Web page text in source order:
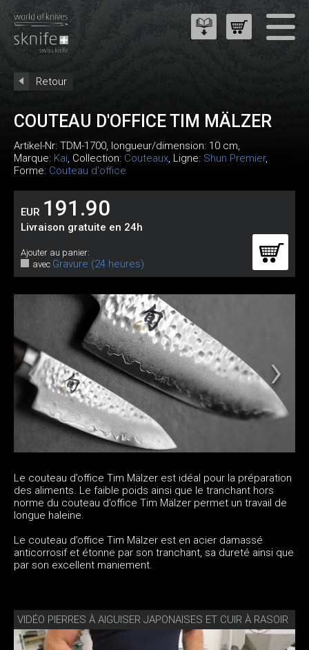
Retour
COUTEAU D'OFFICE TIM MÄLZER
Artikel-Nr: TDM-1700, longueur/dimension: 10 cm,
Marque: Kai, Collection: Couteaux, Ligne: Shun Premier,
Forme: Couteau d'office
EUR 191.90
Livraison gratuite en 24h
Ajouter au panier:
avec Gravure (24 heures)
Le couteau d’office Tim Mälzer est idéal pour la préparation
des aliments. Le faible poids ainsi que le tranchant hors
norme du couteau d’office Tim Mälzer permet un travail de
longue haleine.
Le couteau d’office Tim Mälzer est en acier damassé
anticorrosif et étonne par son tranchant, sa dureté ainsi que
par son excellent maniement.
VIDÉO PIERRES À AIGUISER JAPONAISES ET CUIR À RASOIR